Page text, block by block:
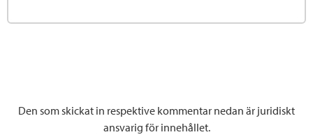
Den som skickat in respektive kommentar nedan är juridiskt
ansvarig för innehållet.